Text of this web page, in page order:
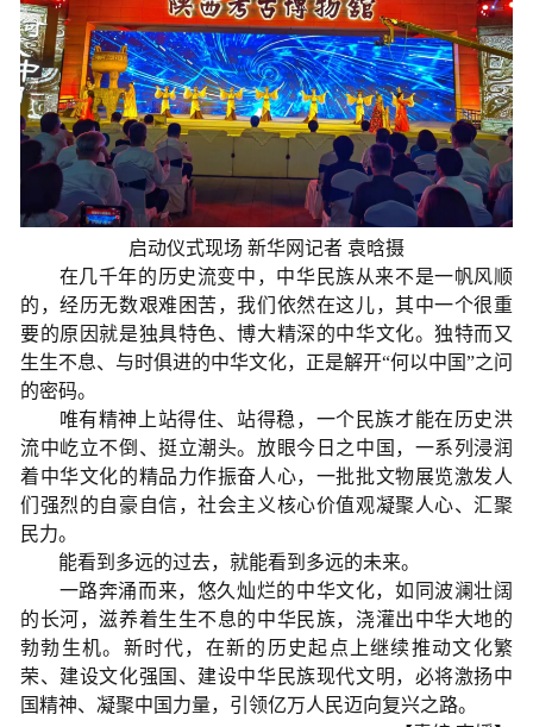
启动仪式现场 新华网记者 袁晗摄
在几千年的历史流变中，中华民族从来不是一帆风顺
的，经历无数艰难困苦，我们依然在这儿，其中一个很重
要的原因就是独具特色、博大精深的中华文化。独特而又
生生不息、与时俱进的中华文化，正是解开“何以中国”之问
的密码。
唯有精神上站得住、站得稳，一个民族才能在历史洪
流中屹立不倒、挺立潮头。放眼今日之中国，一系列浸润
着中华文化的精品力作振奋人心，一批批文物展览激发人
们强烈的自豪自信，社会主义核心价值观凝聚人心、汇聚
民力。
能看到多远的过去，就能看到多远的未来。
一路奔涌而来，悠久灿烂的中华文化，如同波澜壮阔
的长河，滋养着生生不息的中华民族，浇灌出中华大地的
勃勃生机。新时代，在新的历史起点上继续推动文化繁
荣、建设文化强国、建设中华民族现代文明，必将激扬中
国精神、凝聚中国力量，引领亿万人民迈向复兴之路。